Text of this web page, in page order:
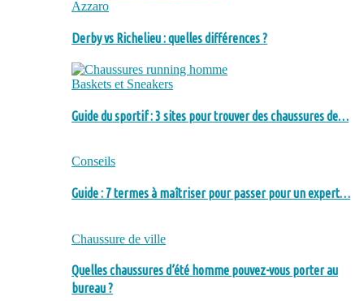
Azzaro
Derby vs Richelieu : quelles différences ?
Baskets et Sneakers
Guide du sportif : 3 sites pour trouver des chaussures de…
Conseils
Guide : 7 termes à maîtriser pour passer pour un expert…
Chaussure de ville
Quelles chaussures d’été homme pouvez-vous porter au
bureau ?